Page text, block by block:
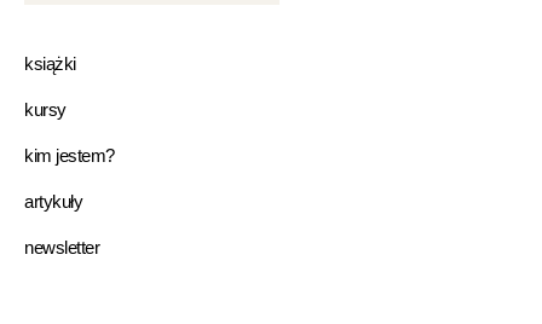
książki
kursy
kim jestem?
artykuły
newsletter